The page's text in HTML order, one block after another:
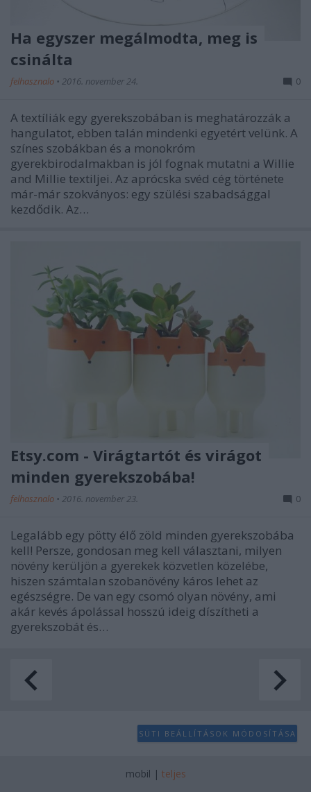
Ha egyszer megálmodta, meg is
csinálta
felhasznalo • 2016. november 24. 0
A textíliák egy gyerekszobában is meghatározzák a
hangulatot, ebben talán mindenki egyetért velünk. A
színes szobákban és a monokróm
gyerekbirodalmakban is jól fognak mutatni a Willie
and Millie textiljei. Az aprócska svéd cég története
már-már szokványos: egy szülési szabadsággal
kezdődik. Az…
Etsy.com - Virágtartót és virágot
minden gyerekszobába!
felhasznalo • 2016. november 23. 0
Legalább egy pötty élő zöld minden gyerekszobába
kell! Persze, gondosan meg kell választani, milyen
növény kerüljön a gyerekek közvetlen közelébe,
hiszen számtalan szobanövény káros lehet az
egészségre. De van egy csomó olyan növény, ami
akár kevés ápolással hosszú ideig díszítheti a
gyerekszobát és…
SÜTI BEÁLLÍTÁSOK MÓDOSÍTÁSA
mobil | teljes